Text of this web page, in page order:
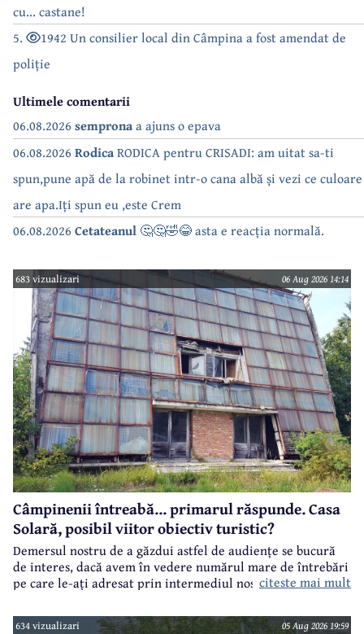
cu... castane!
5.
1942 Un consilier local din Câmpina a fost amendat de
poliție
Ultimele comentarii
06.08.2026 sempronaa ajuns o epava
06.08.2026 RodicaRODICA pentru CRISADI: am uitat sa-ti
spun,pune apă de la robinet intr-o cana albă și vezi ce culoare
are apa.Iți spun eu ,este Crem
06.08.2026 Cetateanul 🤔🤔🤣😂 asta e reacția normală.
683 vizualizari 06 Aug 2026 14:14
Câmpinenii întreabă... primarul răspunde. Casa
Solară, posibil viitor obiectiv turistic?
Demersul nostru de a găzdui astfel de audiențe se bucură
de interes, dacă avem în vedere numărul mare de întrebări
pe care le-ați adresat prin intermediul nostru primarului
citeste mai mult
634 vizualizari 05 Aug 2026 19:59